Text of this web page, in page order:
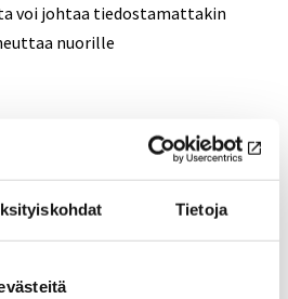
Tietoja
voi johtaa tiedostamattakin
nuorille
kanssa. He tarvitsevat lisää
identiteetti tai etninen
mielenterveyteen ja syrjinnän